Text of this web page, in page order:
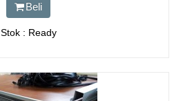
Beli
Stok : Ready